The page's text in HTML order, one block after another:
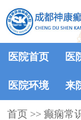
医院首页 医
医院环境 来
首页 >> 癫痫常